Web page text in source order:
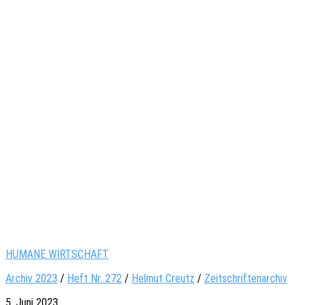
HUMANE WIRTSCHAFT
Archiv 2023 / Heft Nr. 272 / Helmut Creutz / Zeitschriftenarchiv